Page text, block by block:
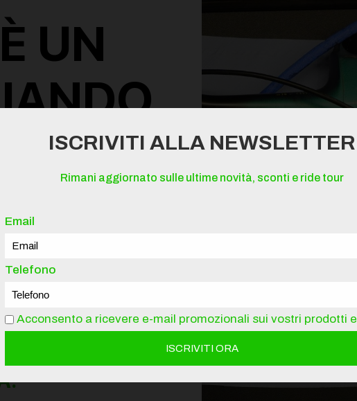
UN
strutturata su 110
di documento tecnico
stato reale della tua
per prepararti alla
costose e ottimizzare
ISCRIVITI ALLA NEWSLETTER
Rimani aggiornato sulle ultime novità, sconti e ride tour
Email
Telefono
Acconsento a ricevere e-mail promozionali sui vostri prodotti